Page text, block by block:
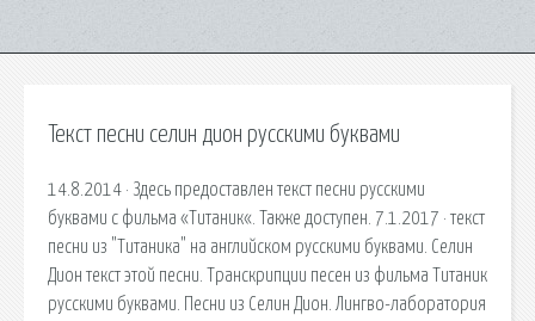
Текст песни селин дион русскими буквами
14.8.2014 · Здесь предоставлен текст песни русскими
буквами с фильма «Титаник«. Также доступен. 7.1.2017 · текст
песни из "Титаника" на английском русскими буквами. Селин
Дион текст этой песни. Транскрипции песен из фильма Титаник
русскими буквами. Песни из Селин Дион. Лингво-лаборатория